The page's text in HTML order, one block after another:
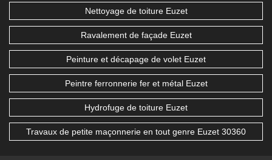
Nettoyage de toiture Euzet
Ravalement de façade Euzet
Peinture et décapage de volet Euzet
Peintre ferronnerie fer et métal Euzet
Hydrofuge de toiture Euzet
Travaux de petite maçonnerie en tout genre Euzet 30360